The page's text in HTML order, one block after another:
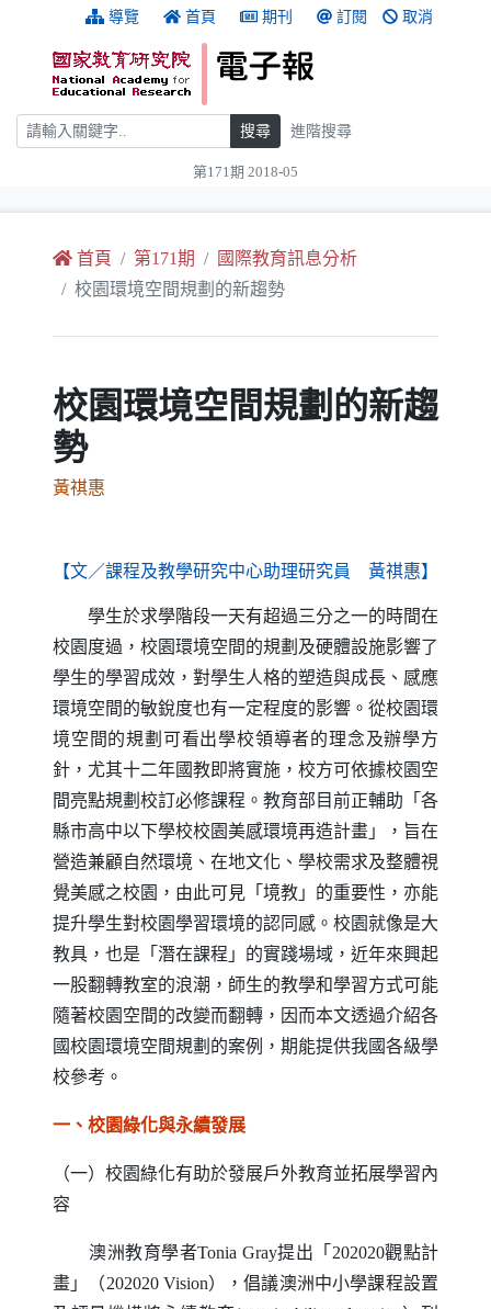
跳到主要內容 導覽 首頁 期刊 訂閱 取消
搜尋 搜尋 進階搜尋
第171期 2018-05
首頁 第171期
國際教育訊息分析
校園環境空間規劃的新趨勢
校園環境空間規劃的新趨
勢
黃祺惠
【文／課程及教學研究中心助理研究員 黃祺惠】
學生於求學階段一天有超過三分之一的時間在
校園度過，校園環境空間的規劃及硬體設施影響了
學生的學習成效，對學生人格的塑造與成長、感應
環境空間的敏銳度也有一定程度的影響。從校園環
境空間的規劃可看出學校領導者的理念及辦學方
針，尤其十二年國教即將實施，校方可依據校園空
間亮點規劃校訂必修課程。教育部目前正輔助「各
縣市高中以下學校校園美感環境再造計畫」，旨在
營造兼顧自然環境、在地文化、學校需求及整體視
覺美感之校園，由此可見「境教」的重要性，亦能
提升學生對校園學習環境的認同感。校園就像是大
教具，也是「潛在課程」的實踐場域，近年來興起
一股翻轉教室的浪潮，師生的教學和學習方式可能
隨著校園空間的改變而翻轉，因而本文透過介紹各
國校園環境空間規劃的案例，期能提供我國各級學
校參考。
一、校園綠化與永續發展
（一）校園綠化有助於發展戶外教育並拓展學習內
容
澳洲教育學者Tonia Gray提出「 202020觀點計
畫」（202020 Vision），倡議澳洲中小學課程設置